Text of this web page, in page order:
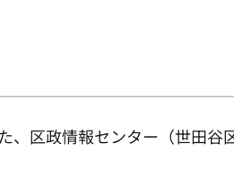
、区政情報センター（世田